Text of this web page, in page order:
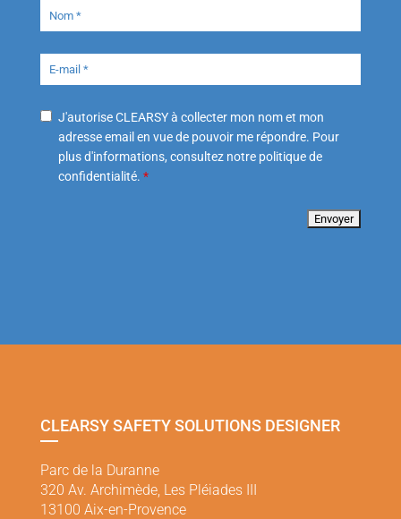
J'autorise CLEARSY à collecter mon nom et mon
adresse email en vue de pouvoir me répondre. Pour
plus d'informations, consultez notre politique de
confidentialité. *
CLEARSY SAFETY SOLUTIONS DESIGNER
Parc de la Duranne
320 Av. Archimède, Les Pléiades III
13100 Aix-en-Provence